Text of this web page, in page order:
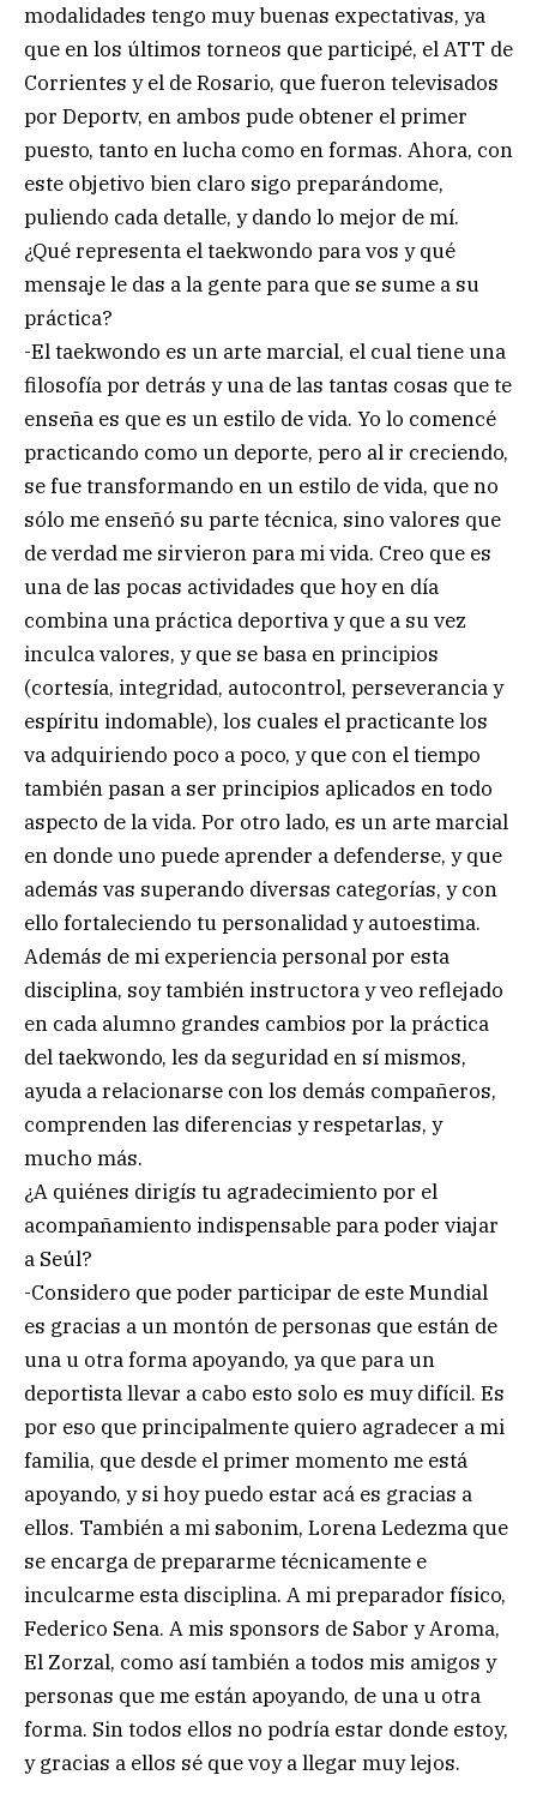
modalidades tengo muy buenas expectativas, ya
que en los últimos torneos que participé, el ATT de
Corrientes y el de Rosario, que fueron televisados
por Deportv, en ambos pude obtener el primer
puesto, tanto en lucha como en formas. Ahora, con
este objetivo bien claro sigo preparándome,
puliendo cada detalle, y dando lo mejor de mí.
¿Qué representa el taekwondo para vos y qué
mensaje le das a la gente para que se sume a su
práctica?
-El taekwondo es un arte marcial, el cual tiene una
filosofía por detrás y una de las tantas cosas que te
enseña es que es un estilo de vida. Yo lo comencé
practicando como un deporte, pero al ir creciendo,
se fue transformando en un estilo de vida, que no
sólo me enseñó su parte técnica, sino valores que
de verdad me sirvieron para mi vida. Creo que es
una de las pocas actividades que hoy en día
combina una práctica deportiva y que a su vez
inculca valores, y que se basa en principios
(cortesía, integridad, autocontrol, perseverancia y
espíritu indomable), los cuales el practicante los
va adquiriendo poco a poco, y que con el tiempo
también pasan a ser principios aplicados en todo
aspecto de la vida. Por otro lado, es un arte marcial
en donde uno puede aprender a defenderse, y que
además vas superando diversas categorías, y con
ello fortaleciendo tu personalidad y autoestima.
Además de mi experiencia personal por esta
disciplina, soy también instructora y veo reflejado
en cada alumno grandes cambios por la práctica
del taekwondo, les da seguridad en sí mismos,
ayuda a relacionarse con los demás compañeros,
comprenden las diferencias y respetarlas, y
mucho más.
¿A quiénes dirigís tu agradecimiento por el
acompañamiento indispensable para poder viajar
a Seúl?
-Considero que poder participar de este Mundial
es gracias a un montón de personas que están de
una u otra forma apoyando, ya que para un
deportista llevar a cabo esto solo es muy difícil. Es
por eso que principalmente quiero agradecer a mi
familia, que desde el primer momento me está
apoyando, y si hoy puedo estar acá es gracias a
ellos. También a mi sabonim, Lorena Ledezma que
se encarga de prepararme técnicamente e
inculcarme esta disciplina. A mi preparador físico,
Federico Sena. A mis sponsors de Sabor y Aroma,
El Zorzal, como así también a todos mis amigos y
personas que me están apoyando, de una u otra
forma. Sin todos ellos no podría estar donde estoy,
y gracias a ellos sé que voy a llegar muy lejos.